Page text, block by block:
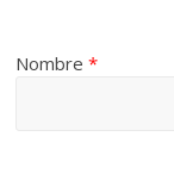
Nombre*